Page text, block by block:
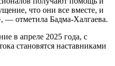
что они все вместе, и
— отметила Бадма-Халгаева.
в апреле 2025 года, с
становятся наставниками